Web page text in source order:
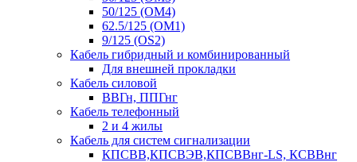
50/125 (OM4)
62.5/125 (OM1)
9/125 (OS2)
Кабель гибридный и комбинированный
Для внешней прокладки
Кабель силовой
ВВГн, ППГнг
Кабель телефонный
2 и 4 жилы
Кабель для систем сигнализации
КПСВВ,КПСВЭВ,КПСВВнг-LS, КСВВнг